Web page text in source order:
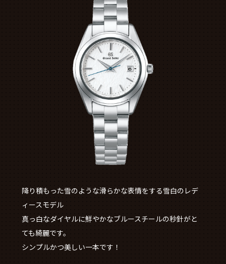
降り積もった雪のような滑らかな表情をする雪白のレデ
ィースモデル
真っ白なダイヤルに鮮やかなブルースチールの秒針がと
ても綺麗です。
シンプルかつ美しい一本です！